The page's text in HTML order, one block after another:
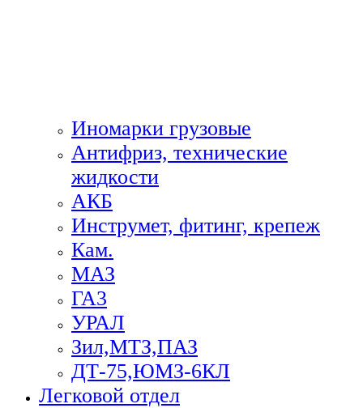
Иномарки грузовые
Антифриз, технические
жидкости
АКБ
Инструмет, фитинг, крепеж
Кам.
МАЗ
ГА3
УРАЛ
Зил,МТЗ,ПАЗ
ДТ-75,ЮМЗ-6КЛ
Легковой отдел